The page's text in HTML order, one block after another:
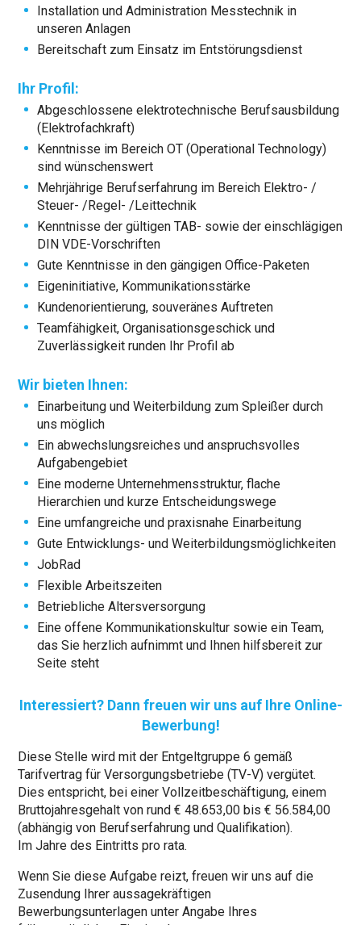
Installation und Administration Messtechnik in
unseren Anlagen
Bereitschaft zum Einsatz im Entstörungsdienst
Ihr Profil:
Abgeschlossene elektrotechnische Berufsausbildung
(Elektrofachkraft)
Kenntnisse im Bereich OT (Operational Technology)
sind wünschenswert
Mehrjährige Berufserfahrung im Bereich Elektro- /
Steuer- /Regel- /Leittechnik
Kenntnisse der gültigen TAB- sowie der einschlägigen
DIN VDE-Vorschriften
Gute Kenntnisse in den gängigen Office-Paketen
Eigeninitiative, Kommunikationsstärke
Kundenorientierung, souveränes Auftreten
Teamfähigkeit, Organisationsgeschick und
Zuverlässigkeit runden Ihr Profil ab
Wir bieten Ihnen:
Einarbeitung und Weiterbildung zum Spleißer durch
uns möglich
Ein abwechslungsreiches und anspruchsvolles
Aufgabengebiet
Eine moderne Unternehmensstruktur, flache
Hierarchien und kurze Entscheidungswege
Eine umfangreiche und praxisnahe Einarbeitung
Gute Entwicklungs- und Weiterbildungsmöglichkeiten
JobRad
Flexible Arbeitszeiten
Betriebliche Altersversorgung
Eine offene Kommunikationskultur sowie ein Team,
das Sie herzlich aufnimmt und Ihnen hilfsbereit zur
Seite steht
Interessiert? Dann freuen wir uns auf Ihre Online-
Bewerbung!
Diese Stelle wird mit der Entgeltgruppe 6 gemäß
Tarifvertrag für Versorgungsbetriebe (TV-V) vergütet.
Dies entspricht, bei einer Vollzeitbeschäftigung, einem
Bruttojahresgehalt von rund € 48.653,00 bis € 56.584,00
(abhängig von Berufserfahrung und Qualifikation).
Im Jahre des Eintritts pro rata.
Wenn Sie diese Aufgabe reizt, freuen wir uns auf die
Zusendung Ihrer aussagekräftigen
Bewerbungsunterlagen unter Angabe Ihres